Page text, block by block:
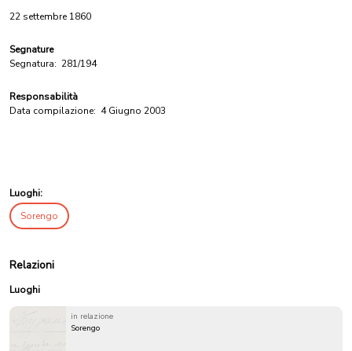
22 settembre 1860
Segnature
Segnatura: 281/194
Responsabilità
Data compilazione: 4 Giugno 2003
Luoghi:
Sorengo
Relazioni
Luoghi
in relazione
Sorengo